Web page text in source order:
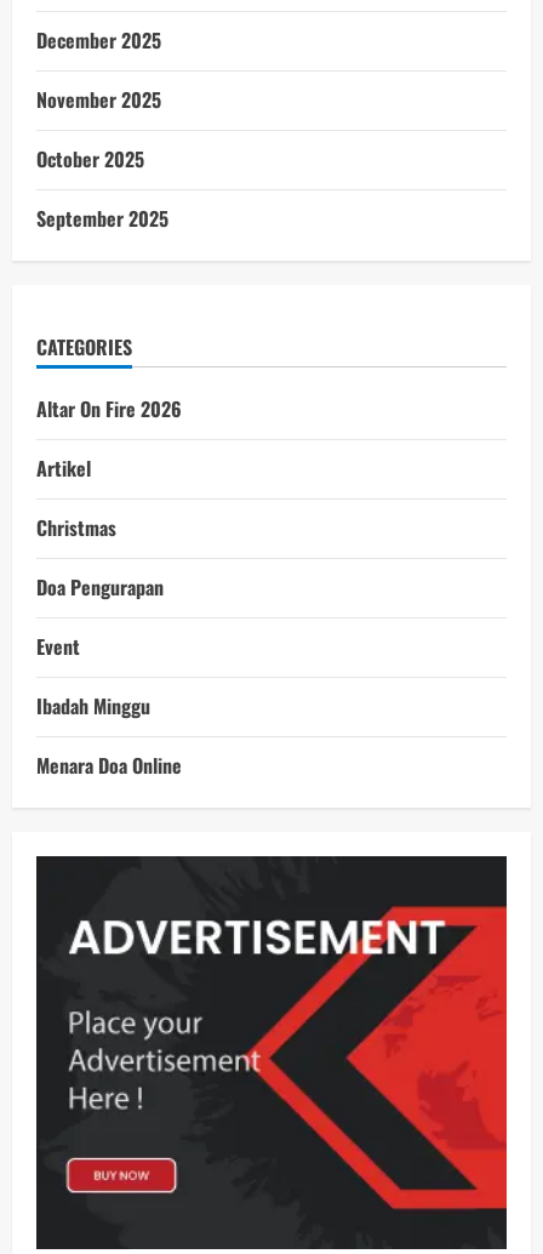
December 2025
November 2025
October 2025
September 2025
CATEGORIES
Altar On Fire 2026
Artikel
Christmas
Doa Pengurapan
Event
Ibadah Minggu
Menara Doa Online